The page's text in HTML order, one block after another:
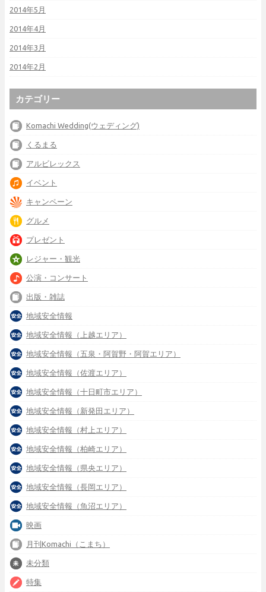
2014年5月
2014年4月
2014年3月
2014年2月
カテゴリー
Komachi Wedding(ウェディング)
くるまる
アルビレックス
イベント
キャンペーン
グルメ
プレゼント
レジャー・観光
公演・コンサート
出版・雑誌
地域安全情報
地域安全情報（上越エリア）
地域安全情報（五泉・阿賀野・阿賀エリア）
地域安全情報（佐渡エリア）
地域安全情報（十日町市エリア）
地域安全情報（新発田エリア）
地域安全情報（村上エリア）
地域安全情報（柏崎エリア）
地域安全情報（県央エリア）
地域安全情報（長岡エリア）
地域安全情報（魚沼エリア）
映画
月刊Komachi（こまち）
未分類
特集